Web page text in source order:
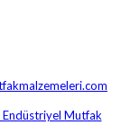
Endüstriyel Mutfak